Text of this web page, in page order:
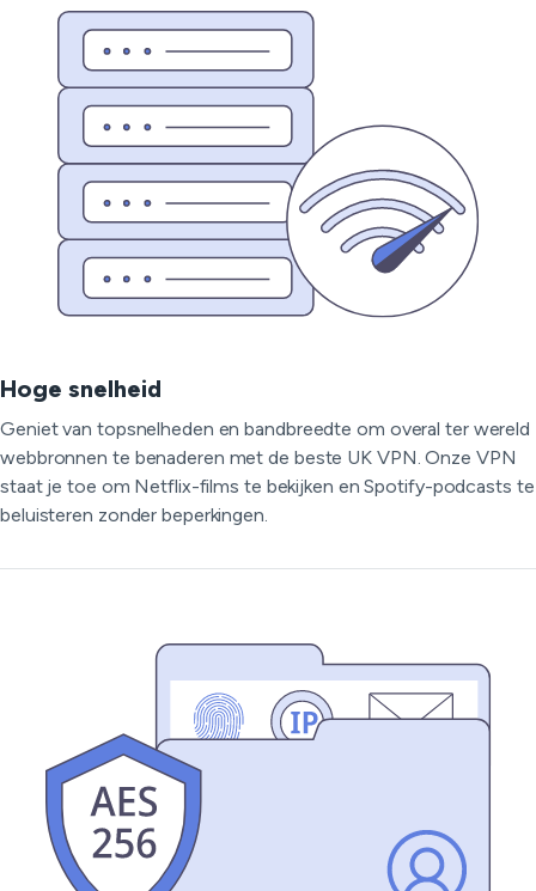
Hoge snelheid
Geniet van topsnelheden en bandbreedte om overal ter wereld
webbronnen te benaderen met de beste UK VPN. Onze VPN
staat je toe om Netflix-films te bekijken en Spotify-podcasts te
beluisteren zonder beperkingen.